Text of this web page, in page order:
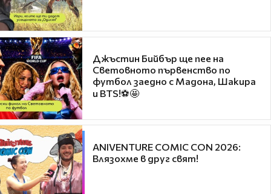
Джъстин Бийбър ще пее на
Световното първенство по
футбол заедно с Мадона, Шакира
и BTS!⚽🤩
ANIVENTURE COMIC CON 2026:
Влязохме в друг свят!